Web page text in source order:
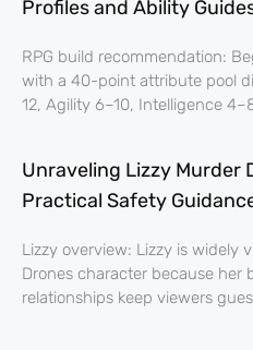
Profiles and Ability
RPG build recommendation:
with a 40-point attribute pool
12, Agility 6–10, Intelligence
Unraveling Lizzy Murder
Practical Safety
Lizzy overview: Lizzy is widely
Drones character because her
relationships keep viewers